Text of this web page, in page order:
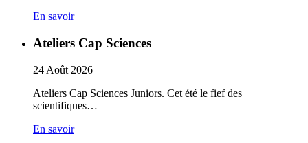
En savoir
Ateliers Cap Sciences
24 Août 2026
Ateliers Cap Sciences Juniors. Cet été le fief des
scientifiques…
En savoir